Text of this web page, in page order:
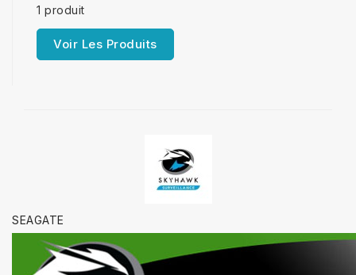
1 produit
Voir Les Produits
SEAGATE